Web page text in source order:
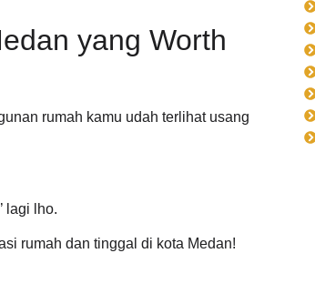
yang Worth
rumah kamu udah terlihat usang
lagi lho.
rumah dan tinggal di kota Medan!